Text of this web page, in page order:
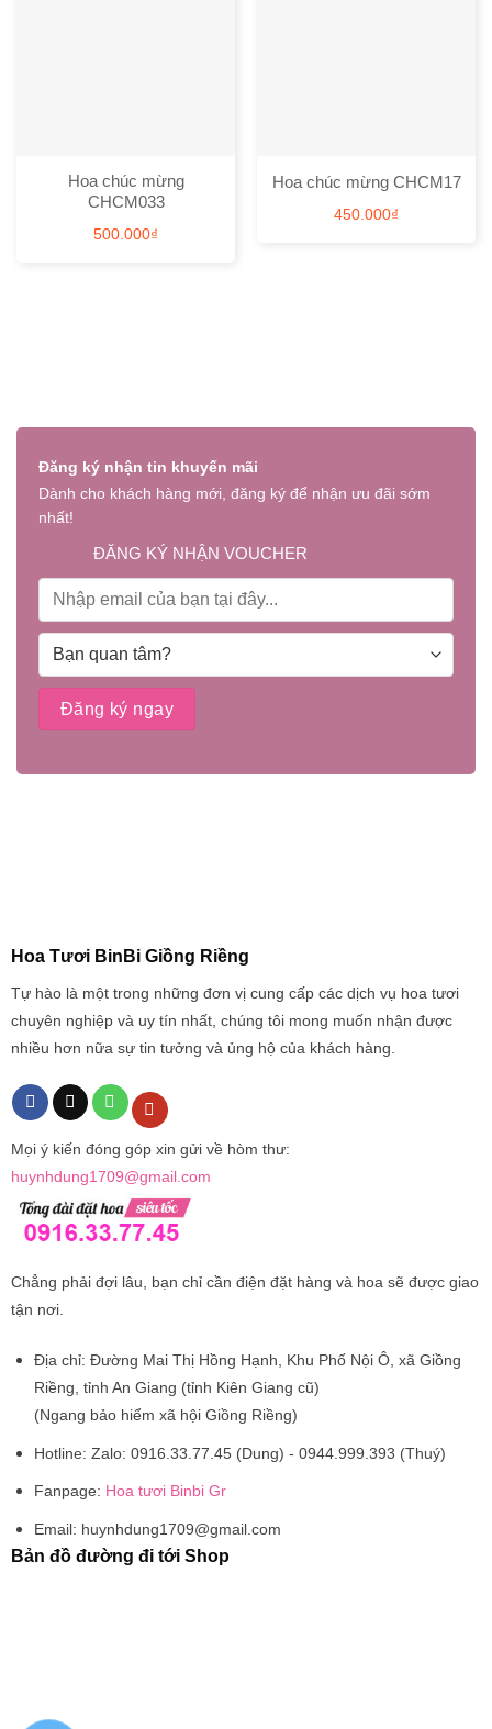
Hoa chúc mừng
CHCM033
500.000₫
Hoa chúc mừng CHCM17
450.000₫
Đăng ký nhận tin khuyến mãi
Dành cho khách hàng mới, đăng ký để nhận ưu đãi sớm
nhất!
ĐĂNG KÝ NHẬN VOUCHER
Hoa Tươi BinBi Giồng Riềng
Tự hào là một trong những đơn vị cung cấp các dịch vụ hoa tươi
chuyên nghiệp và uy tín nhất, chúng tôi mong muốn nhận được
nhiều hơn nữa sự tin tưởng và ủng hộ của khách hàng.
Mọi ý kiến đóng góp xin gửi về hòm thư:
huynhdung1709@gmail.com
Chẳng phải đợi lâu, bạn chỉ cần điện đặt hàng và hoa sẽ được giao
tận nơi.
Địa chỉ: Đường Mai Thị Hồng Hạnh, Khu Phố Nội Ô, xã Giồng
Riềng, tỉnh An Giang (tỉnh Kiên Giang cũ)
(Ngang bảo hiểm xã hội Giồng Riềng)
Hotline: Zalo: 0916.33.77.45 (Dung) - 0944.999.393 (Thuý)
Fanpage: Hoa tươi Binbi Gr
Email: huynhdung1709@gmail.com
Bản đồ đường đi tới Shop